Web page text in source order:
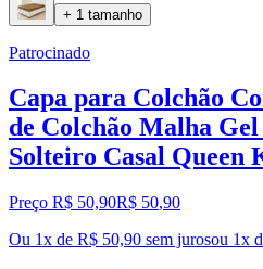
+ 1 tamanho
Patrocinado
Capa para Colchão
de Colchão Malha
Solteiro Casal Queen
Preço R$ 50,90R$ 50,90
Ou 1x de R$ 50,90 sem jurosou 1x